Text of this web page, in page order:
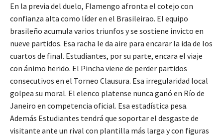
En la previa del duelo, Flamengo afronta el cotejo con
confianza alta como líder en el Brasileirao. El equipo
brasileño acumula varios triunfos y se sostiene invicto en
nueve partidos. Esa racha le da aire para encarar la ida de los
cuartos de final. Estudiantes, por su parte, encara el viaje
con ánimo herido. El Pincha viene de perder partidos
consecutivos en el Torneo Clausura. Esa irregularidad local
golpea su moral. El elenco platense nunca ganó en Río de
Janeiro en competencia oficial. Esa estadística pesa.
Además Estudiantes tendrá que soportar el desgaste de
visitante ante un rival con plantilla más larga y con figuras